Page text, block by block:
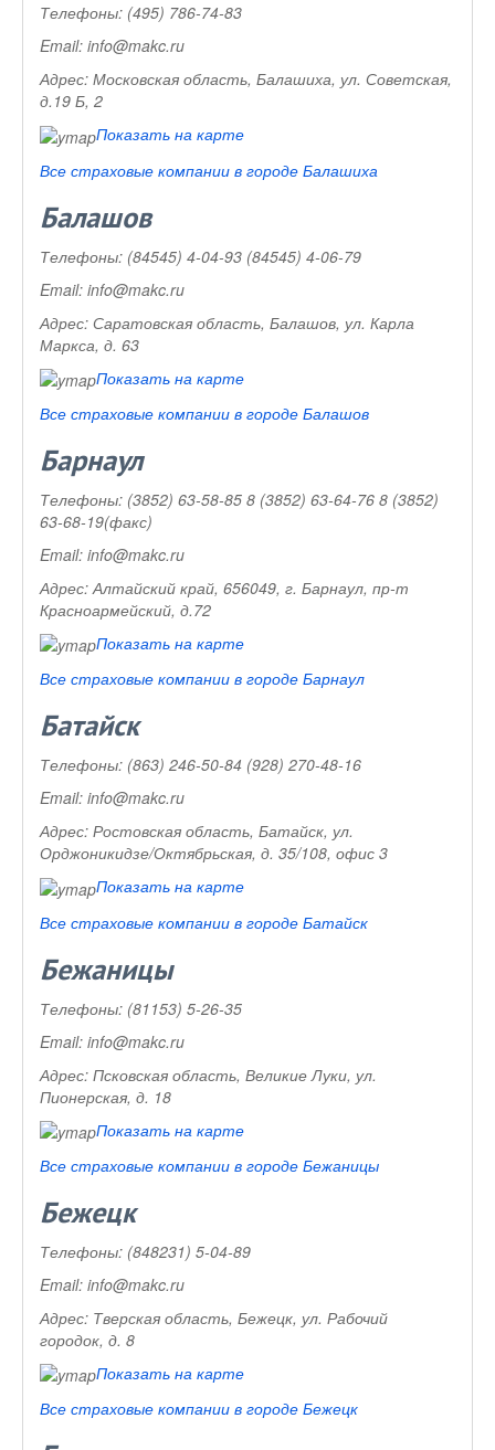
Телефоны: (495) 786-74-83
Email: info@makc.ru
Адрес: Московская область, Балашиха, ул. Советская,
д.19 Б, 2
Показать на карте
Все страховые компании в городе Балашиха
Балашов
Телефоны: (84545) 4-04-93 (84545) 4-06-79
Email: info@makc.ru
Адрес: Саратовская область, Балашов, ул. Карла
Маркса, д. 63
Показать на карте
Все страховые компании в городе Балашов
Барнаул
Телефоны: (3852) 63-58-85 8 (3852) 63-64-76 8 (3852)
63-68-19(факс)
Email: info@makc.ru
Адрес: Алтайский край, 656049, г. Барнаул, пр-т
Красноармейский, д.72
Показать на карте
Все страховые компании в городе Барнаул
Батайск
Телефоны: (863) 246-50-84 (928) 270-48-16
Email: info@makc.ru
Адрес: Ростовская область, Батайск, ул.
Орджоникидзе/Октябрьская, д. 35/108, офис 3
Показать на карте
Все страховые компании в городе Батайск
Бежаницы
Телефоны: (81153) 5-26-35
Email: info@makc.ru
Адрес: Псковская область, Великие Луки, ул.
Пионерская, д. 18
Показать на карте
Все страховые компании в городе Бежаницы
Бежецк
Телефоны: (848231) 5-04-89
Email: info@makc.ru
Адрес: Тверская область, Бежецк, ул. Рабочий
городок, д. 8
Показать на карте
Все страховые компании в городе Бежецк